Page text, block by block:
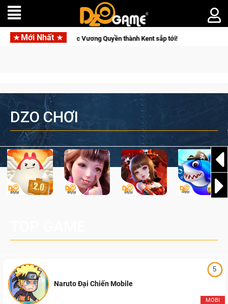
Mới Nhất
đoạt được Vương Quyền thành Kent sắp tới!
DZO CHƠI
5
MOBI
Naruto Đại Chiến Mobile